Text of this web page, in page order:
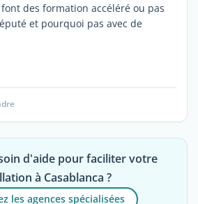
des formation accéléré ou pas
et pourquoi pas avec de
d'aide pour faciliter votre
à Casablanca ?
les agences spécialisées